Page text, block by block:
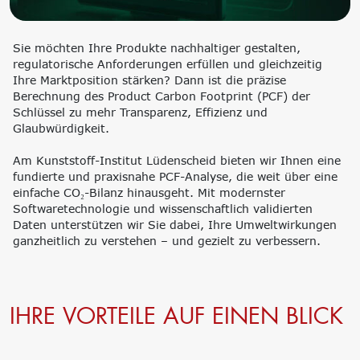
‘Lernen formt
Management
Trägergesellschaft
e.V.
Consulting: Strategie,
Transformation,
Umsetzung
Internationalisierung
k-branche.de
Nachhaltigkeit
Circular Economy &
EcoDesign
PCF, Produkt &
Portfolio
Strategien
Corporate Carbon
Footprint (CCF)
Environmental Product
Declaration (EPD)
Sie möchten Ihre Produkte nachhaltiger gestalten,
regulatorische Anforderungen erfüllen und gleichzeitig
Ihre Marktposition stärken? Dann ist die präzise
Berechnung des Product Carbon Footprint (PCF) der
Schlüssel zu mehr Transparenz, Effizienz und
Glaubwürdigkeit.
Am Kunststoff-Institut Lüdenscheid bieten wir Ihnen eine
fundierte und praxisnahe PCF-Analyse, die weit über eine
einfache CO₂-Bilanz hinausgeht. Mit modernster
Softwaretechnologie und wissenschaftlich validierten
Daten unterstützen wir Sie dabei, Ihre Umweltwirkungen
ganzheitlich zu verstehen – und gezielt zu verbessern.
IHRE VORTEILE AUF EINEN BLICK